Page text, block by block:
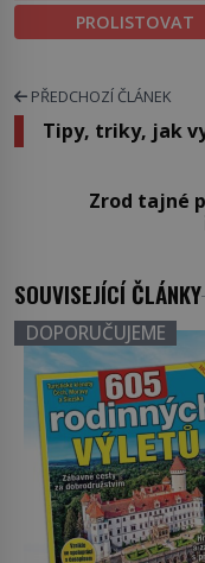
PROLISTOVAT
PŘEDCHOZÍ ČLÁNEK
Tipy, triky, jak
Zrod tajné
SOUVISEJÍCÍ ČLÁNKY
DOPORUČUJEME